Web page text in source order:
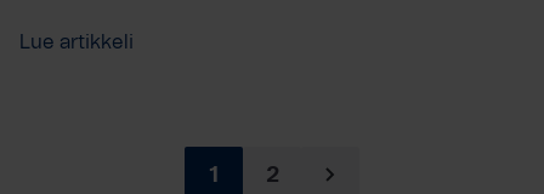
Lue artikkeli
1 2